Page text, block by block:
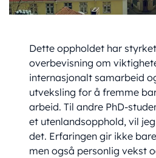
Dette oppholdet har
overbevisning om
internasjonalt samarbeid
utveksling for å fremme
arbeid. Til andre PhD-
et utenlandsopphold, vil
det. Erfaringen gir ikke
men også personlig vekst